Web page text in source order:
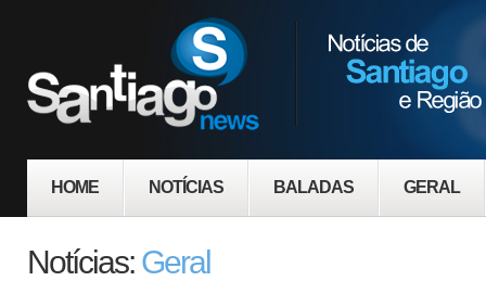
HOME NOTÍCIAS BALADAS GERAL
Notícias: Geral